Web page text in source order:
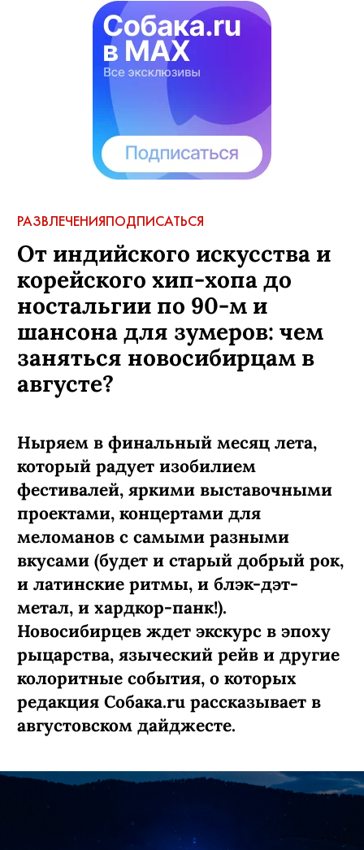
РАЗВЛЕЧЕНИЯПОДПИСАТЬСЯ
От индийского искусства и
корейского хип-хопа до
ностальгии по 90-м и
шансона для зумеров: чем
заняться новосибирцам в
августе?
Ныряем в финальный месяц лета,
который радует изобилием
фестивалей, яркими выставочными
проектами, концертами для
меломанов с самыми разными
вкусами (будет и старый добрый рок,
и латинские ритмы, и блэк-дэт-
метал, и хардкор-панк!).
Новосибирцев ждет экскурс в эпоху
рыцарства, языческий рейв и другие
колоритные события, о которых
редакция Собака.ru рассказывает в
августовском дайджесте.